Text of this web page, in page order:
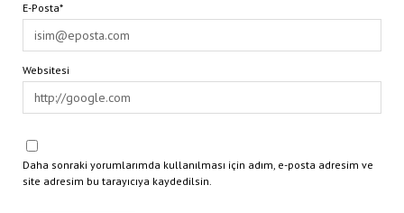
E-Posta*
Websitesi
Daha sonraki yorumlarımda kullanılması için adım, e-posta adresim ve
site adresim bu tarayıcıya kaydedilsin.